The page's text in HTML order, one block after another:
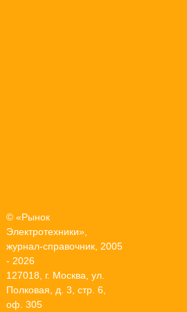
© «Рынок
Электротехники»,
журнал-справочник, 2005
- 2026
127018, г. Москва, ул.
Полковая, д. 3, стр. 6,
оф. 305